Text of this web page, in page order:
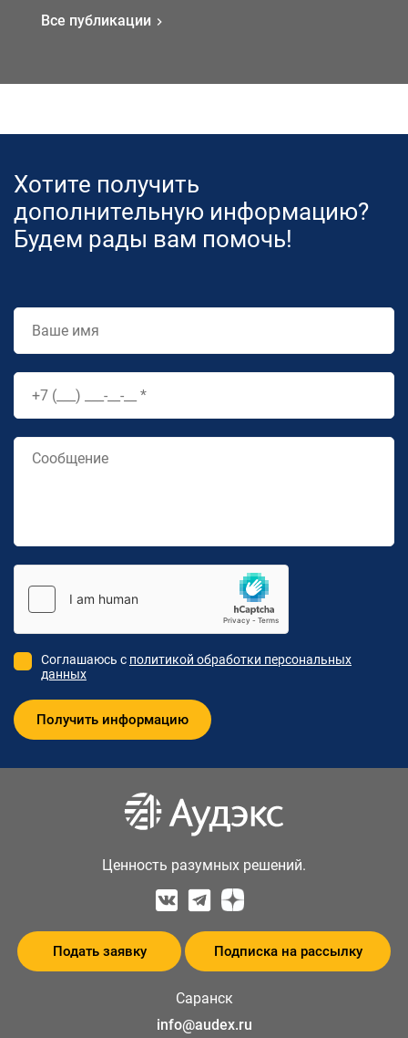
Все публикации
Хотите получить
дополнительную информацию?
Будем рады вам помочь!
Соглашаюсь с политикой обработки персональных
данных
Ценность разумных решений.
Подать заявку Подписка на рассылку
Саранск
info@audex.ru